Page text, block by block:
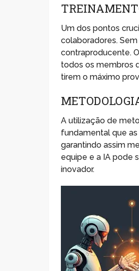
Um dos pontos
colaboradores.
contraproducente.
todos os membros
tirem o máximo
A utilização de
fundamental que
garantindo assim
equipe e a IA pode
inovador.